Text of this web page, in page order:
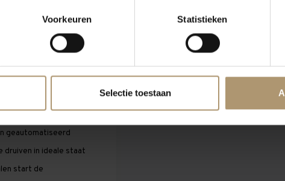
Voorkeuren Statistieken
Selectie toestaan
kleine, ondiepe
van Quinta de Roriz.
geautomatiseerd
druiven in ideale staat
start de